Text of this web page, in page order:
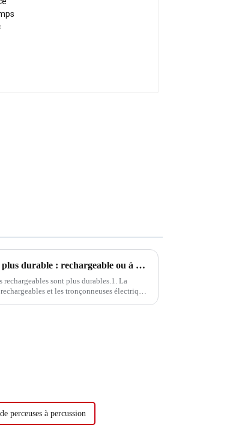
Quelle tronçonneuse électrique est la plus durable : rechargeable ou à brancher
sont plus durables.1. La
et les tronçonneuses électriques
perceuses à percussion